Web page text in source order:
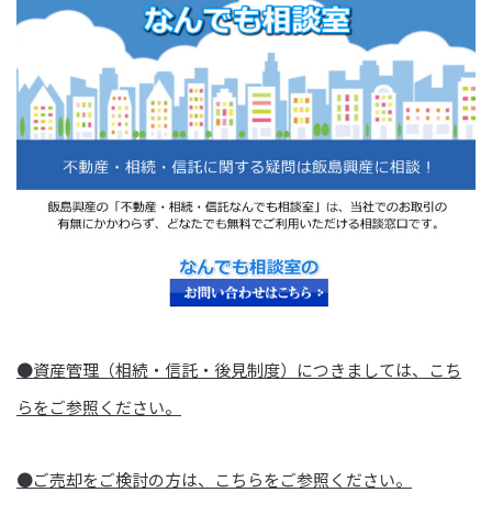
●資産管理（相続・信託・後見制度）につきましては、こち
らをご参照ください。
●ご売却をご検討の方は、こちらをご参照ください。